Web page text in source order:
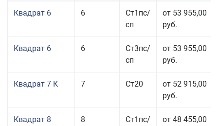
Квадрат 6 6
Ст1пс/
сп
от 53 955,00
руб.
Квадрат 6 6
Ст3пс/
сп
от 53 955,00
руб.
Квадрат 7 К 7 Ст20
от 52 915,00
руб.
Квадрат 8 8
Ст1пс/
от 48 455,00